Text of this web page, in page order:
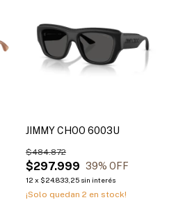
JIMMY CHOO 6003U
$297.999
$484.872
39% OFF
12 x $24.833,25 sin interés
¡Solo quedan 2 en stock!